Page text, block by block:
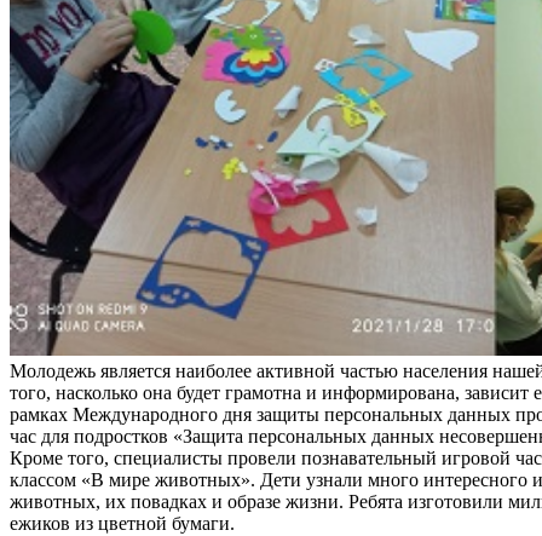
Молодежь является наиболее активной частью населения
того, насколько она будет грамотна и информирована, зависит
рамках Международного дня защиты персональных данных
час для подростков «Защита персональных данных
Кроме того, специалисты провели познавательный игровой
классом «В мире животных». Дети узнали много интересного
животных, их повадках и образе жизни. Ребята изготовили
ежиков из цветной бумаги.